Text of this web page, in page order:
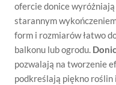
ofercie donice
starannym
form i rozmiarów łatwo
balkonu lub ogrodu.
pozwalają na tworzenie
podkreślają piękno roślin